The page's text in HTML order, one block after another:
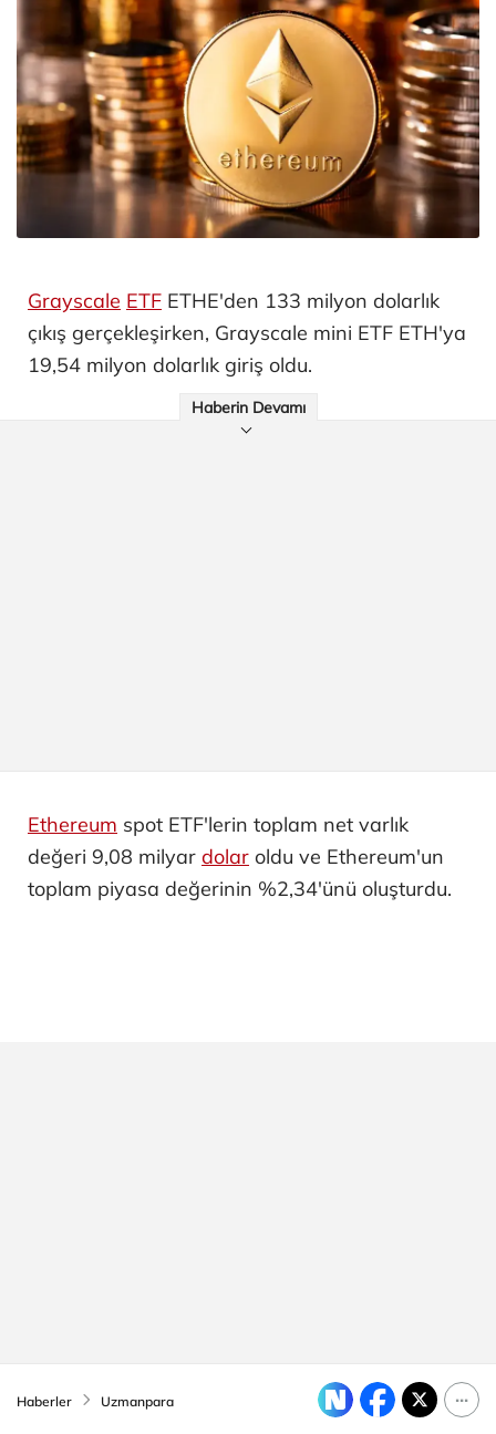
Grayscale ETF ETHE'den 133 milyon dolarlık
çıkış gerçekleşirken, Grayscale mini ETF ETH'ya
19,54 milyon dolarlık giriş oldu.
Haberin Devamı
Ethereum spot ETF'lerin toplam net varlık
değeri 9,08 milyar dolar oldu ve Ethereum'un
toplam piyasa değerinin %2,34'ünü oluşturdu.
Haberler Uzmanpara